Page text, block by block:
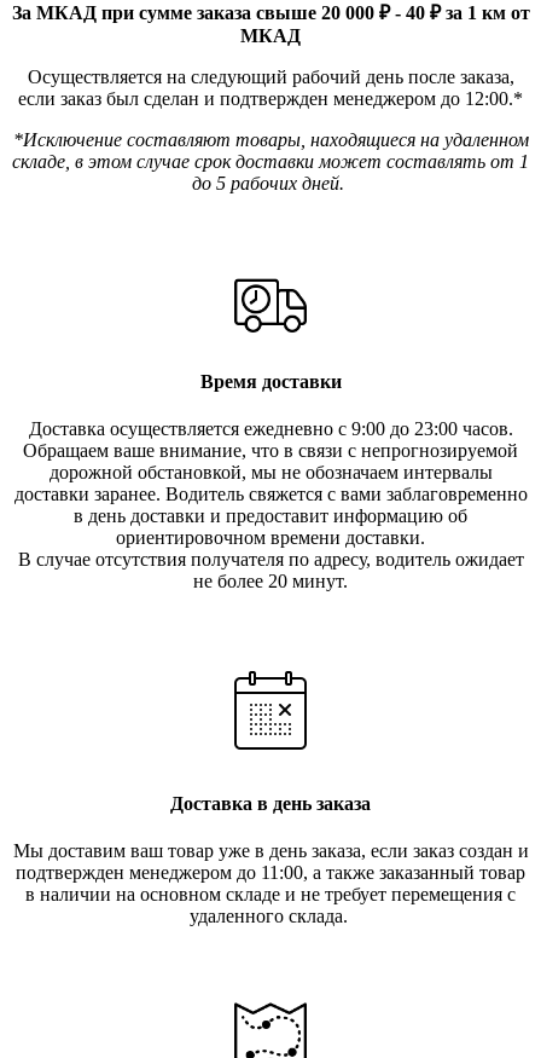
За МКАД при сумме заказа свыше 20 000 ₽ - 40 ₽ за 1 км от
МКАД
Осуществляется на следующий рабочий день после заказа,
если заказ был сделан и подтвержден менеджером до 12:00.*
*Исключение составляют товары, находящиеся на удаленном
складе, в этом случае срок доставки может составлять от 1
до 5 рабочих дней.
Время доставки
Доставка осуществляется ежедневно с 9:00 до 23:00 часов.
Обращаем ваше внимание, что в связи с непрогнозируемой
дорожной обстановкой, мы не обозначаем интервалы
доставки заранее. Водитель свяжется с вами заблаговременно
в день доставки и предоставит информацию об
ориентировочном времени доставки.
В случае отсутствия получателя по адресу, водитель ожидает
не более 20 минут.
Доставка в день заказа
Мы доставим ваш товар уже в день заказа, если заказ создан и
подтвержден менеджером до 11:00, а также заказанный товар
в наличии на основном складе и не требует перемещения с
удаленного склада.